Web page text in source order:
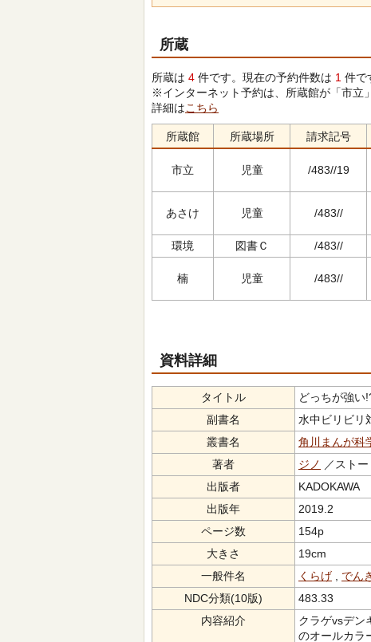
所蔵
所蔵は 4 件です。現在の予約件数は 1 件で
※インターネット予約は、所蔵館が「市立
詳細はこちら
所蔵館 所蔵場所 請求記号
市立 児童 /483//19
あさけ 児童 /483//
環境 図書Ｃ /483//
楠 児童 /483//
資料詳細
タイトル
どっちが強い
副書名
水中ビリビリ
叢書名
角川まんが科
著者
ジノ ／ストー
出版者
KADOKAWA
出版年
2019.2
ページ数
154p
大きさ
19cm
一般件名
くらげ
でん
NDC分類(10版)
483.33
内容紹介
クラゲvsデン
のオールカラ